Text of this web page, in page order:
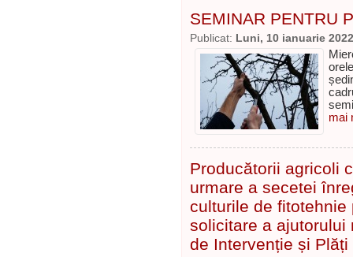
SEMINAR PENTRU
Publicat: Luni, 10 ianuarie 2022
mai
Producătorii agricoli
urmare a secetei
culturile de fitotehnie
solicitare a ajutorului
de Intervenție și Plăți